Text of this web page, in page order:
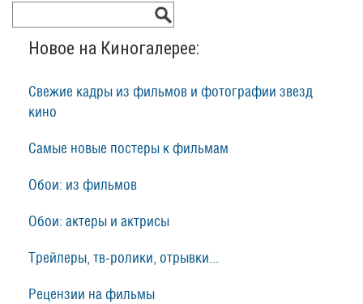
Новое на Киногалерее:
Свежие кадры из фильмов и фотографии звезд
кино
Самые новые постеры к фильмам
Обои: из фильмов
Обои: актеры и актрисы
Трейлеры, тв-ролики, отрывки...
Рецензии на фильмы